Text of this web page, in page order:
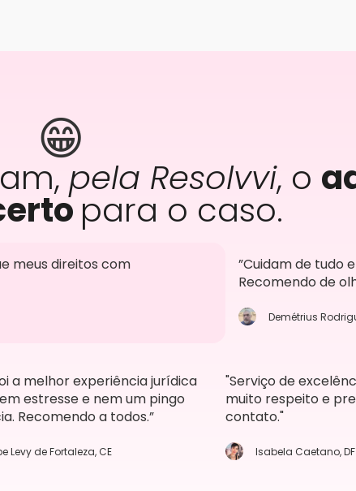
😁
pela Resolvvi, o
para o caso.
meus direitos com
”Cuidam de tudo
Recomendo de
Demétrius
a melhor experiência jurídica
estresse e nem um pingo
Recomendo a todos.”
Levy de Fortaleza, CE
"Serviço de
muito respeito e
contato."
Isabela Caetano, DF